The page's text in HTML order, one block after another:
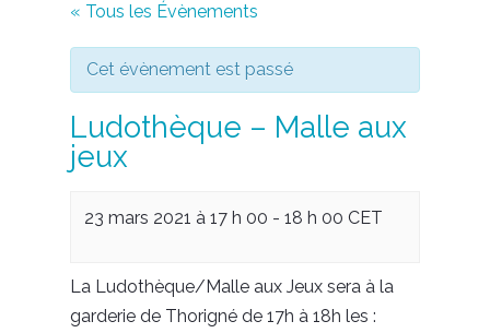
« Tous les Évènements
Cet évènement est passé
Ludothèque – Malle aux
jeux
23 mars 2021 à 17 h 00 - 18 h 00 CET
La Ludothèque/Malle aux Jeux sera à la
garderie de Thorigné de 17h à 18h les :